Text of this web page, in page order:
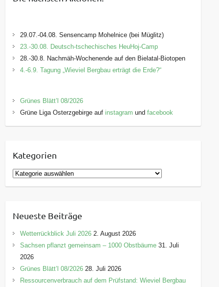
29.07.-04.08. Sensencamp Mohelnice (bei Müglitz)
23.-30.08. Deutsch-tschechisches HeuHoj-Camp
28.-30.8. Nachmäh-Wochenende auf den Bielatal-Biotopen
4.-6.9. Tagung „Wieviel Bergbau erträgt die Erde?“
Grünes Blätt’l 08/2026
Grüne Liga Osterzgebirge auf instagram undfacebook
Kategorien
K
a
g
o
r
e
n
Neueste Beiträge
Wetterrückblick Juli 2026 2. August 2026
Sachsen pflanzt gemeinsam – 1000 Obstbäume 31. Juli
2026
Grünes Blätt’l 08/2026 28. Juli 2026
Ressourcenverbrauch auf dem Prüfstand: Wieviel Bergbau